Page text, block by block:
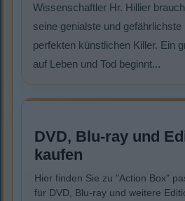
Wissenschaftler Hr. Hillier
seine genialste und gefährlichste
perfekten künstlichen Killer. Ein
auf Leben und Tod beginnt...
DVD, Blu-ray und
kaufen
Hier finden Sie zu "Action Box"
für DVD, Blu-ray und weitere